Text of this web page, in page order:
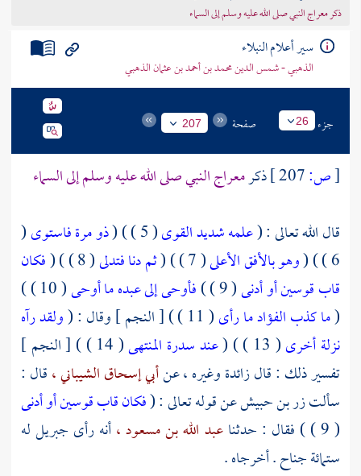
ذكر معراج النبي صلى الله عليه وسلم إلى السماء
سير أعلام النبلاء
الذهبي - شمس الدين محمد بن أحمد بن عثمان الذهبي
جزء 26 صفحة 207
[ص: ذكرمعراج النبي صلى الله عليه وسلم إلى السماء
قال الله تعالى : (علمه شديد القوى( 5 ) ) ( ذو مرة فاستوى(
6 ) ) (
وهو بالأفق الأعلى( 7 ) ) ( ثم دنا فتدلى( 8 ) ) (
فكان
قاب قوسين أو أدنى( 9 ) ) فأوحى إلى عبده ما أوحى
( 10 ) )
(ما كذب الفؤاد ما رأى( 11 ) ) [ النجم ] وقال : (
ولقد رآه
نزلة أخرى( 13 ) ) ( عند سدرة المنتهى
( 14 ) ) [ النجم ]
تفسير ذلك : قالزائدةوغيره ، عنأبي إسحاق الشيباني ،قال :
سألتزر بن حبيشعن قوله تعالى : (فكان قاب قوسين أو أدنى
( 9 ) ) فقال : حدثنا
عبد الله بن مسعود ،أنه رأى جبريلله
ستمائة جناح . أخرجاه .